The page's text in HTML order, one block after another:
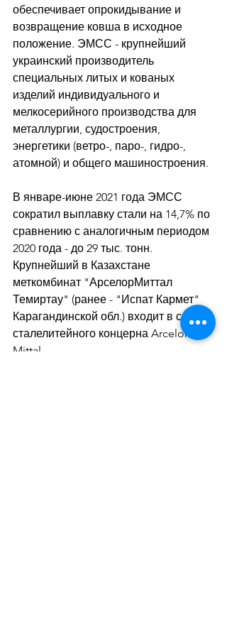
обеспечивает опрокидывание и
возвращение ковша в исходное
положение. ЭМСС - крупнейший
украинский производитель
специальных литых и кованых
изделий индивидуального и
мелкосерийного производства для
металлургии, судостроения,
энергетики (ветро-, паро-, гидро-,
атомной) и общего машиностроения.
В январе-июне 2021 года ЭМСС
сократил выплавку стали на 14,7% по
сравнению с аналогичным периодом
2020 года - до 29 тыс. тонн.
Крупнейший в Казахстане
меткомбинат "АрселорМиттал
Темиртау" (ранее - "Испат Кармет"
Карагандинской обл.) входит в состав
сталелитейного концерна Arcelor-
Mittal.